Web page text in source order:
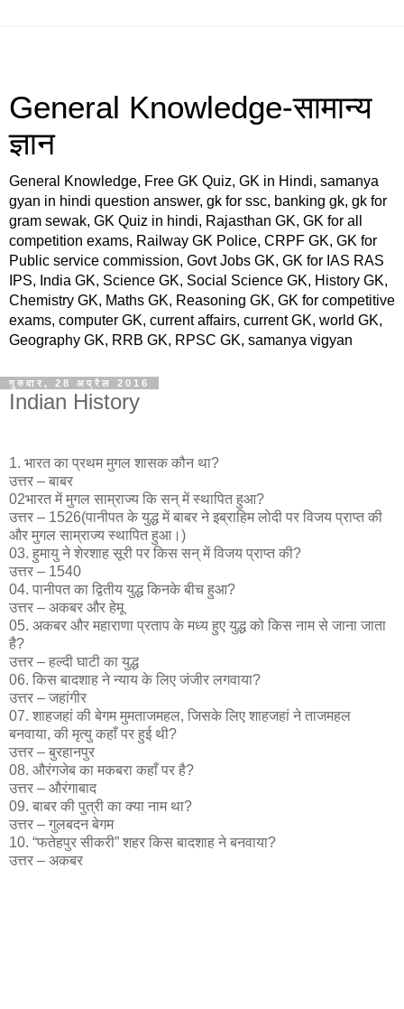
General Knowledge-सामान्य
ज्ञान
General Knowledge, Free GK Quiz, GK in Hindi, samanya
gyan in hindi question answer, gk for ssc, banking gk, gk for
gram sewak, GK Quiz in hindi, Rajasthan GK, GK for all
competition exams, Railway GK Police, CRPF GK, GK for
Public service commission, Govt Jobs GK, GK for IAS RAS
IPS, India GK, Science GK, Social Science GK, History GK,
Chemistry GK, Maths GK, Reasoning GK, GK for competitive
exams, computer GK, current affairs, current GK, world GK,
Geography GK, RRB GK, RPSC GK, samanya vigyan
गुरुवार, 28 अप्रैल 2016
Indian History
1. भारत का प्रथम मुगल शासक कौन था?
उत्तर – बाबर
02भारत में मुगल साम्राज्य कि सन् में स्थापित हुआ?
उत्तर – 1526(पानीपत के युद्ध में बाबर ने इब्राहिम लोदी पर विजय प्राप्त की
और मुगल साम्राज्य स्थापित हुआ।)
03. हुमायु ने शेरशाह सूरी पर किस सन् में विजय प्राप्त की?
उत्तर – 1540
04. पानीपत का द्वितीय युद्ध किनके बीच हुआ?
उत्तर – अकबर और हेमू
05. अकबर और महाराणा प्रताप के मध्य हुए युद्ध को किस नाम से जाना जाता
है?
उत्तर – हल्दी घाटी का युद्ध
06. किस बादशाह ने न्याय के लिए जंजीर लगवाया?
उत्तर – जहांगीर
07. शाहजहां की बेगम मुमताजमहल, जिसके लिए शाहजहां ने ताजमहल
बनवाया, की मृत्यु कहाँ पर हुई थी?
उत्तर – बुरहानपुर
08. औरंगजेब का मकबरा कहाँ पर है?
उत्तर – औरंगाबाद
09. बाबर की पुत्री का क्या नाम था?
उत्तर – गुलबदन बेगम
10. “फतेहपुर सीकरी” शहर किस बादशाह ने बनवाया?
उत्तर – अकबर